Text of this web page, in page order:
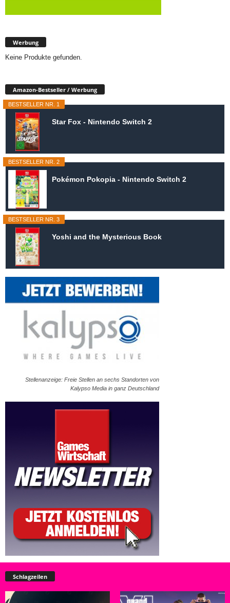
Werbung
Keine Produkte gefunden.
Amazon-Bestseller / Werbung
BESTSELLER NR. 1
Star Fox - Nintendo Switch 2
BESTSELLER NR. 2
Pokémon Pokopia - Nintendo Switch 2
BESTSELLER NR. 3
Yoshi and the Mysterious Book
Stellenanzeige: Freie Stellen an sechs Standorten von
Kalypso Media in ganz Deutschland
Schlagzeilen